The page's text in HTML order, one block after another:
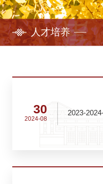
人才培养
30
2024-08
2023-